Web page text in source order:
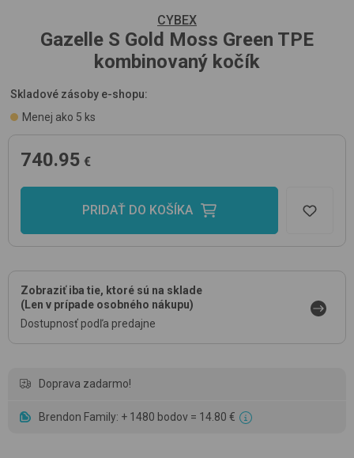
CYBEX
Gazelle S Gold Moss Green TPE
kombinovaný kočík
Skladové zásoby e-shopu:
Menej ako 5 ks
740.95 €
PRIDAŤ DO KOŠÍKA
Zobraziť iba tie, ktoré sú na sklade
(Len v prípade osobného nákupu)
Dostupnosť podľa predajne
Doprava zadarmo!
Brendon Family: + 1480 bodov = 14.80 €